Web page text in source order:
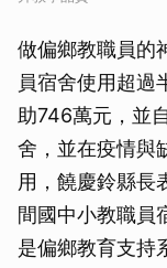
做偏鄉教職員的
員宿舍使用超過
助746萬元，並
舍，並在疫情與
用，饒慶鈴縣長
間國中小教職員
是偏鄉教育支持